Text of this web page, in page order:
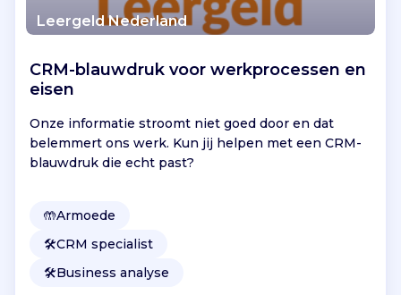
Leergeld Nederland
CRM-blauwdruk voor werkprocessen en
eisen
Onze informatie stroomt niet goed door en dat
belemmert ons werk. Kun jij helpen met een CRM-
blauwdruk die echt past?
🤲Armoede
🛠️CRM specialist
🛠️Business analyse